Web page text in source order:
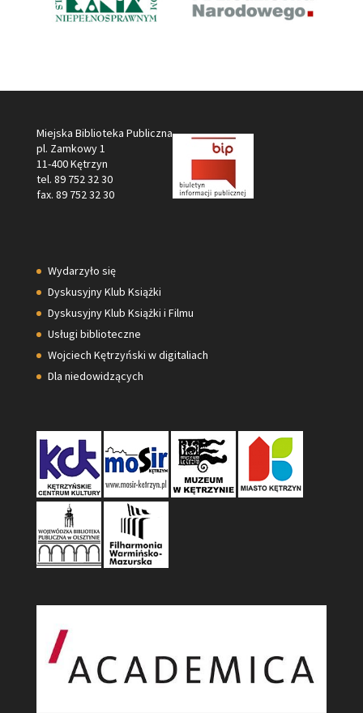
Miejska Biblioteka Publiczna
pl. Zamkowy 1
11-400 Kętrzyn
tel. 89 752 32 30
fax. 89 752 32 30
Wydarzyło się
Dyskusyjny Klub Książki
Dyskusyjny Klub Książki i Filmu
Usługi biblioteczne
Wojciech Kętrzyński w digitaliach
Dla niedowidzących